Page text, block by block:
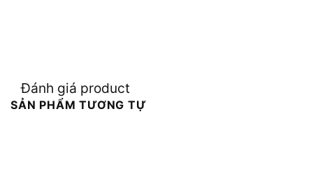
Đánh giá product
SẢN PHẨM TƯƠNG TỰ